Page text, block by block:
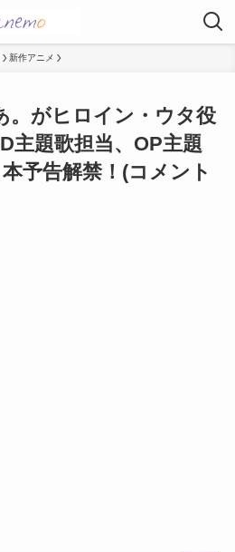
新作アニメ
。がヒロイン・ウタ役
主題歌担当、OP主題
予告解禁！(コメント